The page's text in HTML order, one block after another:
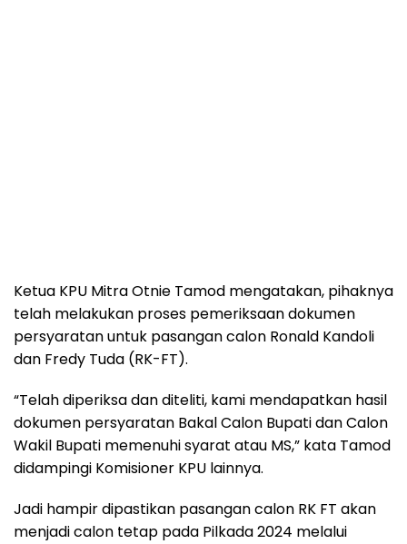
Ketua KPU Mitra Otnie Tamod mengatakan, pihaknya
telah melakukan proses pemeriksaan dokumen
persyaratan untuk pasangan calon Ronald Kandoli
dan Fredy Tuda (RK-FT).
“Telah diperiksa dan diteliti, kami mendapatkan hasil
dokumen persyaratan Bakal Calon Bupati dan Calon
Wakil Bupati memenuhi syarat atau MS,” kata Tamod
didampingi Komisioner KPU lainnya.
Jadi hampir dipastikan pasangan calon RK FT akan
menjadi calon tetap pada Pilkada 2024 melalui